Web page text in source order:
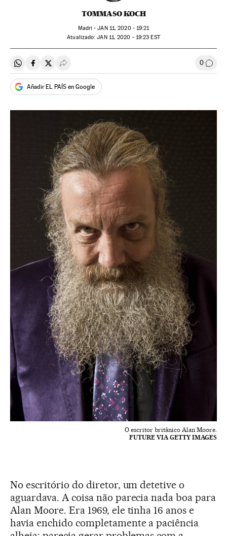
TOMMASO KOCH
Madri -JAN11, 2020 - 19:21
atualizado: JAN11, 2020 - 19:23 EST
Compartir en Whatsapp
Compartir en Facebook
Compartir en Twitter
Desplegar Redes Sociales 0
Añadir EL PAÍS en Google
O escritor britânico Alan Moore.
FUTURE VIA GETTY IMAGES
No escritório do diretor, um detetive o
aguardava. A coisa não parecia nada boa para
Alan Moore. Era 1969, ele tinha 16 anos e
havia enchido completamente a paciência